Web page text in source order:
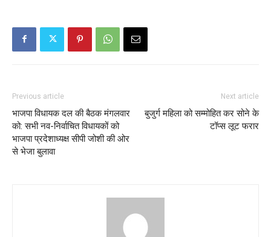
Previous article
भाजपा विधायक दल की बैठक मंगलवार
को: सभी नव-निर्वाचित विधायकों को
भाजपा प्रदेशाध्यक्ष सीपी जोशी की ओर
से भेजा बुलावा
Next article
बुजुर्ग महिला को सम्मोहित कर सोने के
टॉप्स लूट फरार